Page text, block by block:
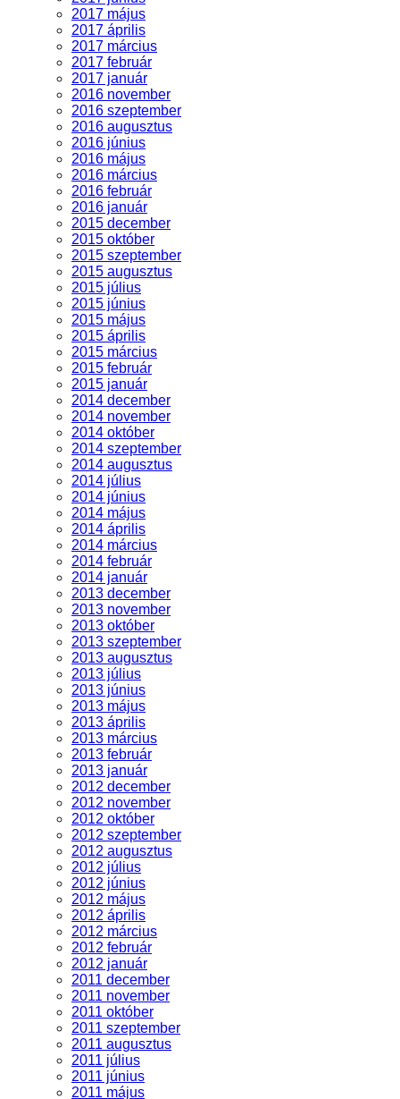
2017 május
2017 április
2017 március
2017 február
2017 január
2016 november
2016 szeptember
2016 augusztus
2016 június
2016 május
2016 március
2016 február
2016 január
2015 december
2015 október
2015 szeptember
2015 augusztus
2015 július
2015 június
2015 május
2015 április
2015 március
2015 február
2015 január
2014 december
2014 november
2014 október
2014 szeptember
2014 augusztus
2014 július
2014 június
2014 május
2014 április
2014 március
2014 február
2014 január
2013 december
2013 november
2013 október
2013 szeptember
2013 augusztus
2013 július
2013 június
2013 május
2013 április
2013 március
2013 február
2013 január
2012 december
2012 november
2012 október
2012 szeptember
2012 augusztus
2012 július
2012 június
2012 május
2012 április
2012 március
2012 február
2012 január
2011 december
2011 november
2011 október
2011 szeptember
2011 augusztus
2011 július
2011 június
2011 május